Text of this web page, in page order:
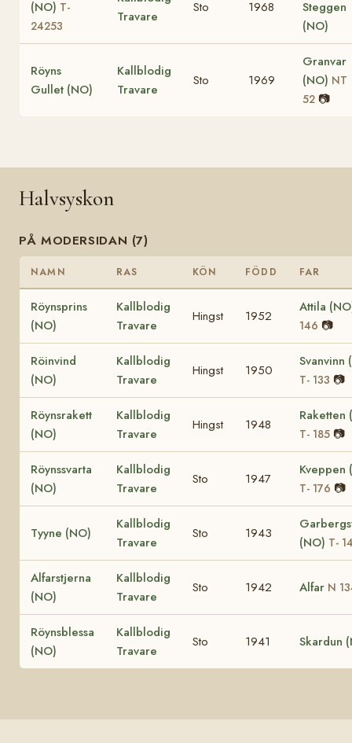
(NO) T-
24253
Travare
Sto 1968
Steggen
(NO)
Röyns
Gullet (NO)
Kallblodig
Travare
Sto 1969
Granvar
(NO) NT
52 📷
Halvsyskon
PÅ MODERSIDAN (7)
NAMN RAS KÖN FÖDD FAR
Röynsprins
(NO)
Kallblodig
Travare
Hingst 1952
Attila
146 📷
Röinvind
(NO)
Kallblodig
Travare
Hingst 1950
Svanvinn
T- 133 📷
Röynsrakett
(NO)
Kallblodig
Travare
Hingst 1948
Raketten
T- 185 📷
Röynssvarta
(NO)
Kallblodig
Travare
Sto 1947
Kveppen
T- 176 📷
Tyyne (NO)
Kallblodig
Travare
Sto 1943
(NO) T-
Alfarstjerna
(NO)
Kallblodig
Travare
Sto 1942 Alfar N
Röynsblessa
(NO)
Kallblodig
Travare
Sto 1941 Skardun